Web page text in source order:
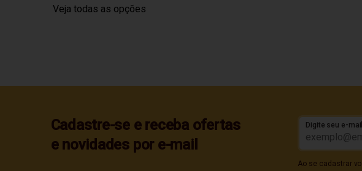
Veja todas as opções
Cadastre-se e receba ofertas
e novidades por e-mail
Digite seu e-mail
Ao se cadastrar